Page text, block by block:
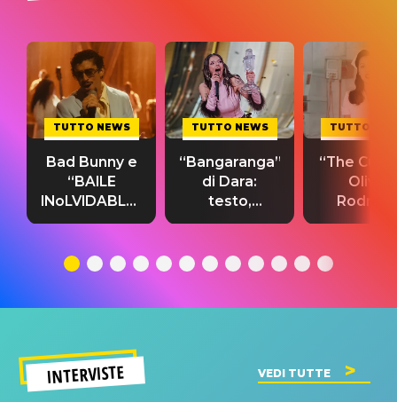
TUTTO NEWS
Bad Bunny e
“BAILE
INoLVIDABLE”:
testo,
significato
TUTTO NEWS
“Bangaranga”
di Dara:
testo,
traduzione e
del singolo
TUTTO
“The
Olivia
testo,
INTERVISTE VEDI TUTTE